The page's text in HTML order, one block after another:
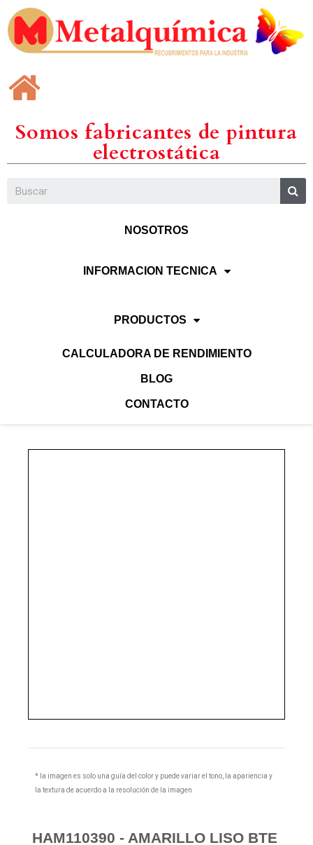
Somos fabricantes de pintura
electrostática
NOSOTROS
INFORMACION TECNICA
PRODUCTOS
CALCULADORA DE RENDIMIENTO
BLOG
CONTACTO
* la imagen es solo una guía del color y puede variar el tono, la apariencia y
la textura de acuerdo a la resolución de la imagen
HAM110390 - AMARILLO LISO BTE